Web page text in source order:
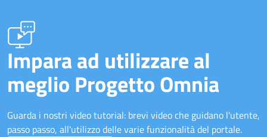
Impara ad utilizzare al
meglio Progetto Omnia
Guarda i nostri video tutorial: brevi video che guidano l'utente,
passo passo, all'utilizzo delle varie funzionalità del portale.